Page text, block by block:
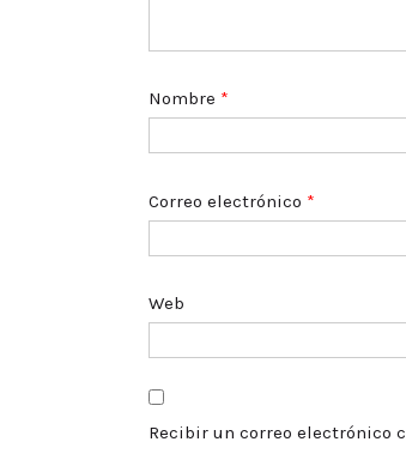
Nombre *
Correo electrónico *
Web
Recibir un correo electrónico